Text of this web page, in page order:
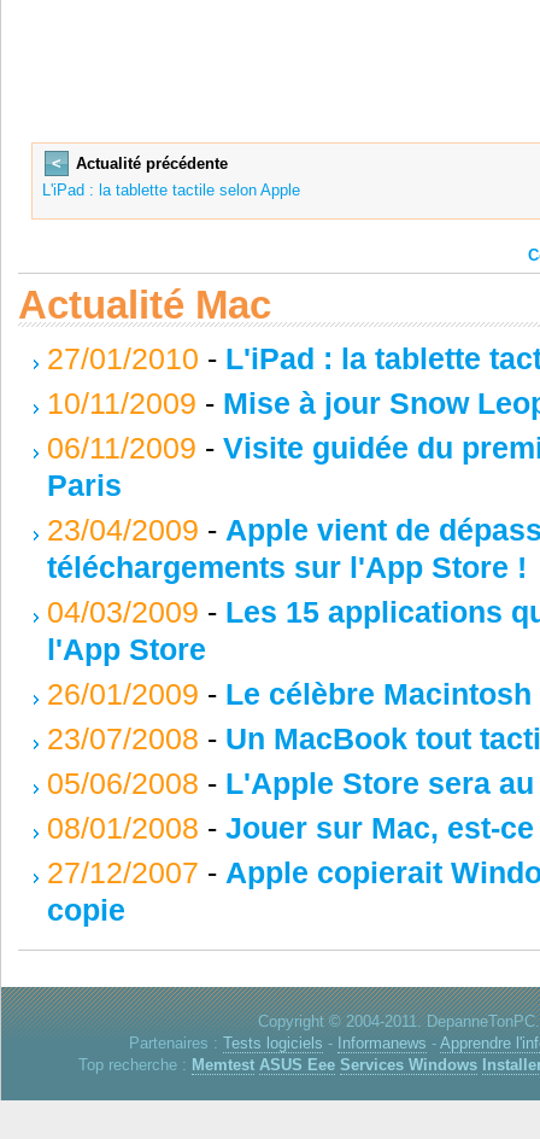
<
Actualité précédente
L'iPad : la tablette tactile selon Apple
Actualité Mac
27/01/2010 - L'iPad : la tablette
10/11/2009 - Mise à jour Snow
06/11/2009 - Visite guidée du
Paris
23/04/2009 - Apple vient de
téléchargements sur l'App Store !
04/03/2009 - Les 15 applications
l'App Store
26/01/2009 - Le célèbre Macintosh
23/07/2008 - Un MacBook tout
05/06/2008 - L'Apple Store sera
08/01/2008 - Jouer sur Mac, est-
27/12/2007 - Apple copierait
copie
Copyright © 2004-2011.
Partenaires : Tests logiciels - Informanews - Apprendre
Top recherche : Memtest ASUS Eee Services Windows